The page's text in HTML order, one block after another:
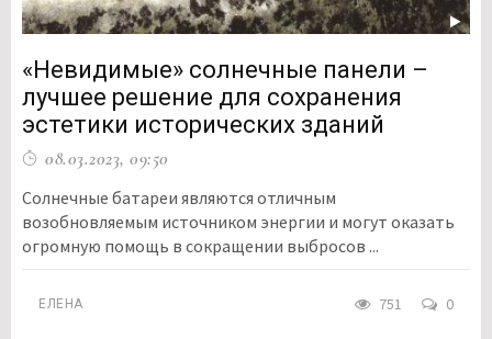
«Невидимые» солнечные панели –
лучшее решение для сохранения
эстетики исторических зданий
08.03.2023, 09:50
Солнечные батареи являются отличным
возобновляемым источником энергии и могут оказать
огромную помощь в сокращении выбросов ...
ЕЛЕНА 751 0